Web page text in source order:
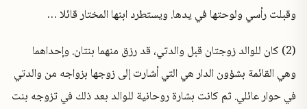
وقبلت رأسي ولوحتها في يدها. ويستطرد ابنها المختار قائلا …
(2) كان للوالد زوجتان قبل والدتي، قد رزق منهما بنتان. وإحداهما
وهي القائمة بشؤون الدار هي التي أشارت إلى زوجها بزواجه من والدتي
في حوار عائلي. ثم كانت بشارة روحانية للوالد بعد ذلك في تزوجه بنت